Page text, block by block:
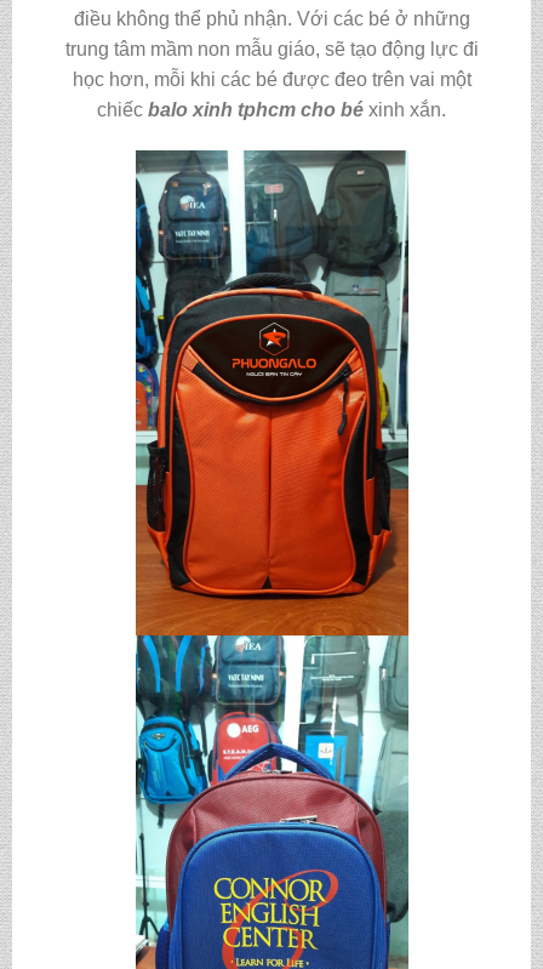
điều không thể phủ nhận. Với các bé ở những
trung tâm mầm non mẫu giáo, sẽ tạo động lực đi
học hơn, mỗi khi các bé được đeo trên vai một
chiếc balo xinh tphcm cho bé xinh xắn.